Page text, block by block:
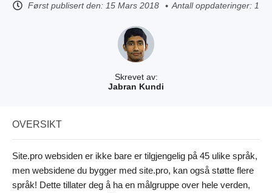
Skrevet av:
Jabran Kundi
Først publisert den: 15 Mars 2018 Antall oppdateringer: 1
OVERSIKT
Site.pro websiden er ikke bare er tilgjengelig på 45 ulike språk,
men websidene du bygger med site.pro, kan også støtte flere
språk! Dette tillater deg å ha en målgruppe over hele verden,